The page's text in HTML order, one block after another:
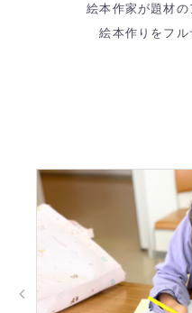
絵本作家が題材
絵本作りをフル